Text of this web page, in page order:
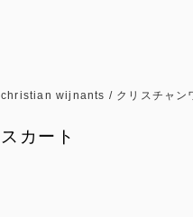
christian wijnants / クリスチャン
スカート